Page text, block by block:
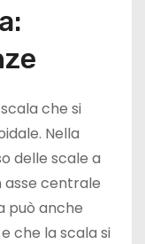
che si
Nella
delle scale a
asse centrale
può anche
che la scala si